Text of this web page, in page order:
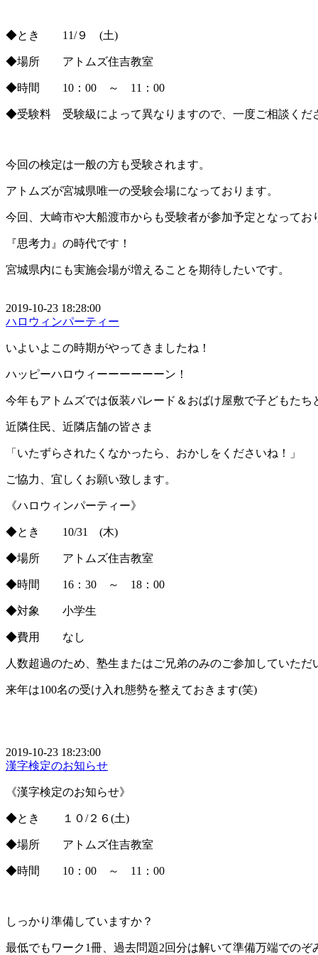
◆とき 11/９ (土)
◆場所 アトムズ住吉教室
◆時間 10：00 ～ 11：00
◆受験料 受験級によって異なりますので、一度ご相談くだ
今回の検定は一般の方も受験されます。
アトムズが宮城県唯一の受験会場になっております。
今回、大崎市や大船渡市からも受験者が参加予定となってお
『思考力』の時代です！
宮城県内にも実施会場が増えることを期待したいです。
2019-10-23 18:28:00
ハロウィンパーティー
いよいよこの時期がやってきましたね！
ハッピーハロウィーーーーーーン！
今年もアトムズでは仮装パレード＆おばけ屋敷で子どもたち
近隣住民、近隣店舗の皆さま
「いたずらされたくなかったら、おかしをくださいね！」
ご協力、宜しくお願い致します。
《ハロウィンパーティー》
◆とき 10/31 (木)
◆場所 アトムズ住吉教室
◆時間 16：30 ～ 18：00
◆対象 小学生
◆費用 なし
人数超過のため、塾生またはご兄弟のみのご参加していただ
来年は100名の受け入れ態勢を整えておきます(笑)
2019-10-23 18:23:00
漢字検定のお知らせ
《漢字検定のお知らせ》
◆とき １０/２６(土)
◆場所 アトムズ住吉教室
◆時間 10：00 ～ 11：00
しっかり準備していますか？
最低でもワーク1冊、過去問題2回分は解いて準備万端でのぞ